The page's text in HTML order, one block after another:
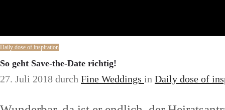
Daily dose of inspiration
So geht Save-the-Date richtig!
27. Juli 2018 durch Fine Weddings in Daily dose of